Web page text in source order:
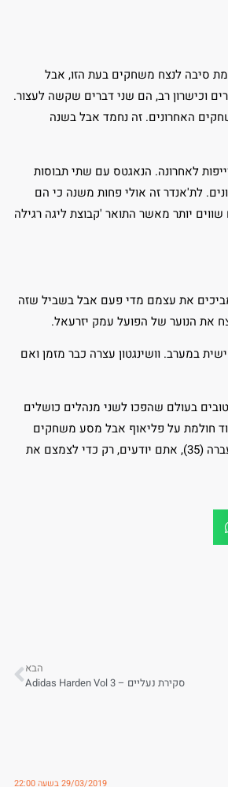
סיבה לנצח משחקים בעת הזו, אבל
וכישרון רב, הם שני דברים שקשה לעצור.
מוצאים את עצמם במקום השלישי במערב עם 8 ניצחונות ב-9 המשחקים האחרונים. זה נחמד אבל בשנה
לאחרונה. הנאגטס עם שתי תבוסות
לת'אנדר זה אולי פחות משנה כי הם
יותר מאשר התואר 'קבוצת ליגה רגילה
את עצמם מדי פעם אבל בשביל שזה
את הנוער של הפועל עמק יזרעאל.
במערב. וושינגטון עצרה כבר מזמן ואם
בעולם שהפכו לשני מנהלים כושלים
חולמת על פליאוף אבל מסע משחקים
במערב אמור לקטוע את החלום באיבו. הלייקרס חולמת על יותר ניצחונות מבעונה שעברה (35), אתם יודעים, רק כדי לצמצם את
הבא
סקירת נעליים – Adidas Harden Vol 3
29/03/2019 בשעה 22:00